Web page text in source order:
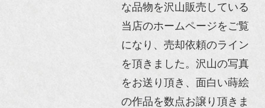
な品物を沢山販売している
当店のホームページをご覧
になり、売却依頼のライン
を頂きました。沢山の写真
をお送り頂き、面白い蒔絵
の作品を数点お譲り頂きま